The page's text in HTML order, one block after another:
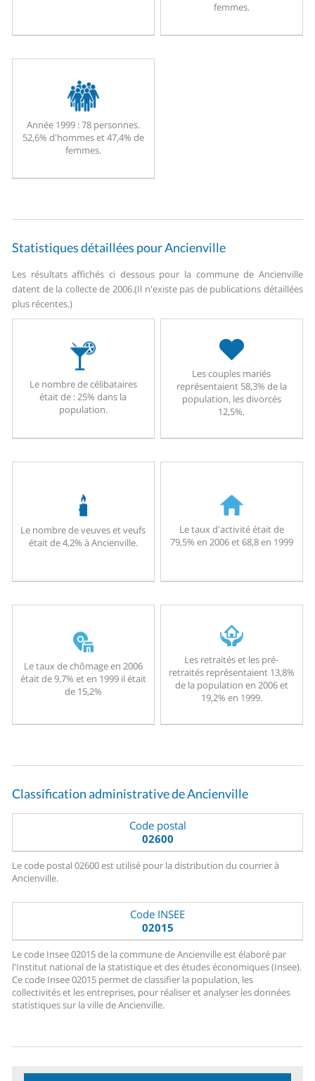
femmes.
Année 1999 :78 personnes.
52,6% d'hommes et 47,4% de
femmes.
Statistiques détaillées pour Ancienville
Les résultats affichés ci dessous pour la commune de Ancienville
datent de la collecte de 2006.(Il n'existe pas de publications détaillées
plus récentes.)
Le nombre de célibataires
était de : 25% dans la
population.
Les couples mariés
représentaient 58,3% de la
population, les divorcés
12,5%.
Le nombre de veuves et veufs
était de 4,2% à Ancienville.
Le taux d'activité était de
79,5% en 2006 et 68,8 en 1999
Le taux de chômage en 2006
était de 9,7% et en 1999 il était
de 15,2%
Les retraités et les pré-
retraités représentaient 13,8%
de la population en 2006 et
19,2% en 1999.
Classification administrative de Ancienville
Code postal
02600
Le code postal 02600 est utilisé pour la distribution du courrier à
Ancienville.
Code INSEE
02015
Le code Insee 02015 de la commune de Ancienville est élaboré par
l'Institut national de la statistique et des études économiques (Insee).
Ce code Insee 02015 permet de classifier la population, les
collectivités et les entreprises, pour réaliser et analyser les données
statistiques sur la ville de Ancienville.